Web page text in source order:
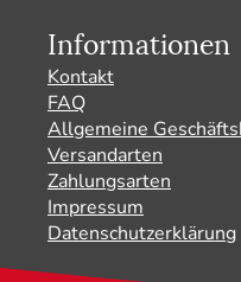
Informationen
Kontakt
FAQ
Allgemeine
Versandarten
Zahlungsarten
Impressum
Datenschutzerklärung